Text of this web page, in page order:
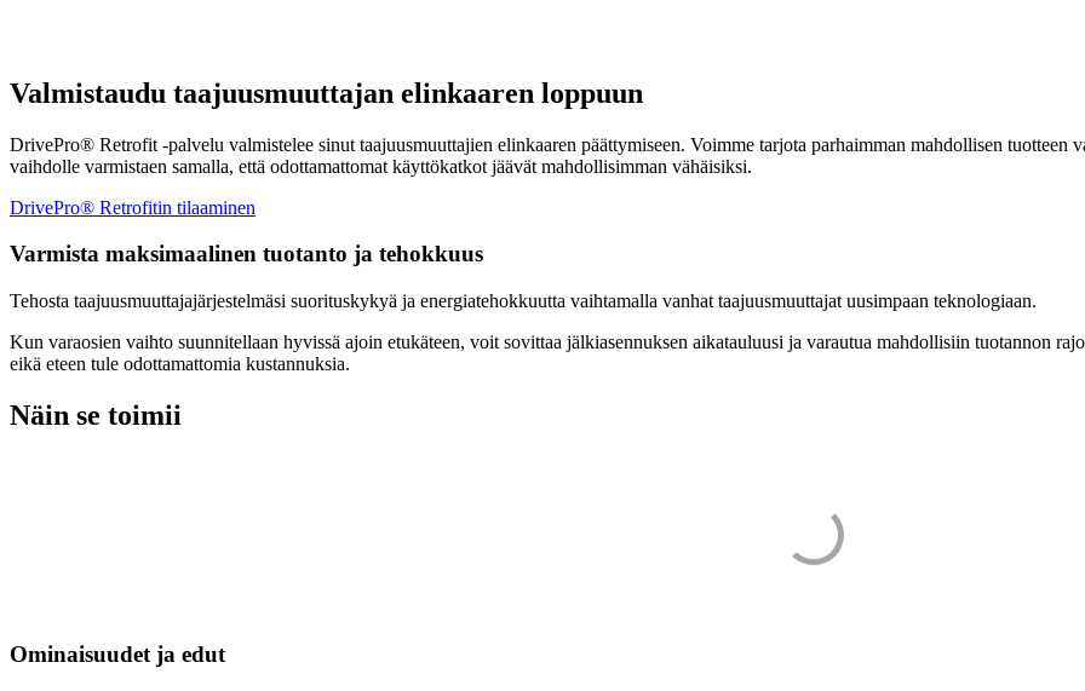
Valmistaudu taajuusmuuttajan elinkaaren loppuun
DrivePro® Retrofit -palvelu valmistelee sinut taajuusmuuttajien elinkaaren päättymiseen. Voimme tarjota parhaimman mahdollisen tuotteen
vaihdolle varmistaen samalla, että odottamattomat käyttökatkot jäävät mahdollisimman vähäisiksi.
DrivePro® Retrofitin tilaaminen
Varmista maksimaalinen tuotanto ja tehokkuus
Tehosta taajuusmuuttajajärjestelmäsi suorituskykyä ja energiatehokkuutta vaihtamalla vanhat taajuusmuuttajat uusimpaan teknologiaan.
Kun varaosien vaihto suunnitellaan hyvissä ajoin etukäteen, voit sovittaa jälkiasennuksen aikatauluusi ja varautua mahdollisiin tuotannon
eikä eteen tule odottamattomia kustannuksia.
Näin se toimii
Ominaisuudet ja edut